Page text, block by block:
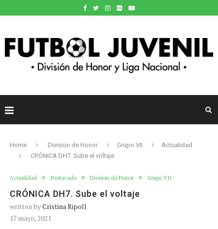
Home Division de Honor Grupo VII
Actualidad
CRÓNICA DH7. Sube el voltaje
Actualidad Destacado Division de Honor Grupo VII
CRÓNICA DH7. Sube el voltaje
written byCristina Ripoll
17 mayo, 2021